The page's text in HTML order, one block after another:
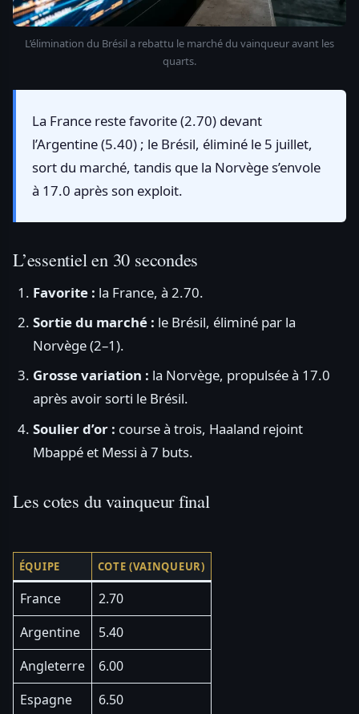
L’élimination du Brésil a rebattu le marché du vainqueur avant les
quarts.
La France reste favorite (2.70) devant
l’Argentine (5.40) ; le Brésil, éliminé le 5 juillet,
sort du marché, tandis que la Norvège s’envole
à 17.0 après son exploit.
L’essentiel en 30 secondes
Favorite : la France, à 2.70.
Sortie du marché : le Brésil, éliminé par la
Norvège (2–1).
Grosse variation : la Norvège, propulsée à 17.0
après avoir sorti le Brésil.
Soulier d’or : course à trois, Haaland rejoint
Mbappé et Messi à 7 buts.
Les cotes du vainqueur final
ÉQUIPE COTE (VAINQUEUR)
France
2.70
Argentine
5.40
Angleterre
6.00
Espagne
6.50